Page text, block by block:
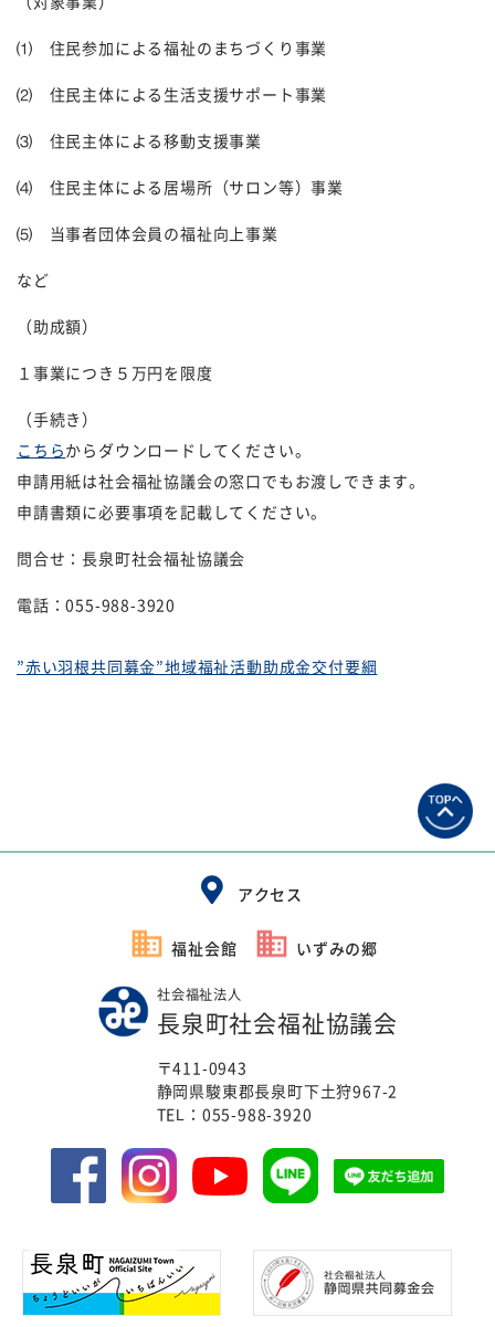
⑴ 住民参加による福祉のまちづくり事業
⑵ 住民主体による生活支援サポート事業
⑶ 住民主体による移動支援事業
⑷ 住民主体による居場所（サロン等）事業
⑸ 当事者団体会員の福祉向上事業
など
（助成額）
１事業につき５万円を限度
（手続き）
こちらからダウンロードしてください。
申請用紙は社会福祉協議会の窓口でもお渡しできます。
申請書類に必要事項を記載してください。
問合せ：長泉町社会福祉協議会
電話：055-988-3920
”赤い羽根共同募金”地域福祉活動助成金交付要綱
アクセス
福祉会館 いずみの郷
社会福祉法人
長泉町社会福祉協議会
〒411-0943
静岡県駿東郡長泉町下土狩967-2
TEL： 055-988-3920